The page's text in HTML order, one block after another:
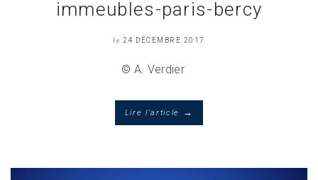
immeubles-paris-bercy
le 24 DÉCEMBRE 2017
© A. Verdier
Lire l'article →